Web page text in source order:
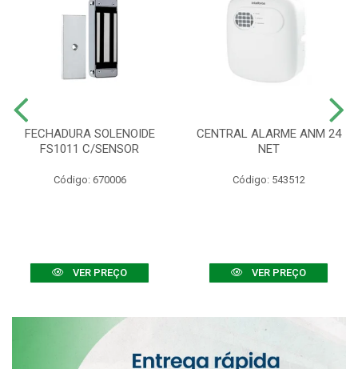
FECHADURA SOLENOIDE
FS1011 C/SENSOR
Código: 670006
VER PREÇO
CENTRAL ALARME ANM 24
NET
Código: 543512
VER PREÇO